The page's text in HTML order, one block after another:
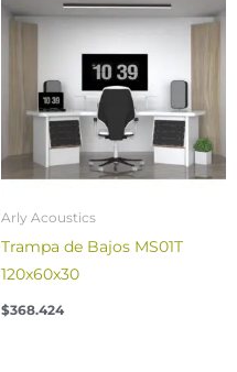
Arly Acoustics
Trampa de Bajos MS01T
120x60x30
$368.424